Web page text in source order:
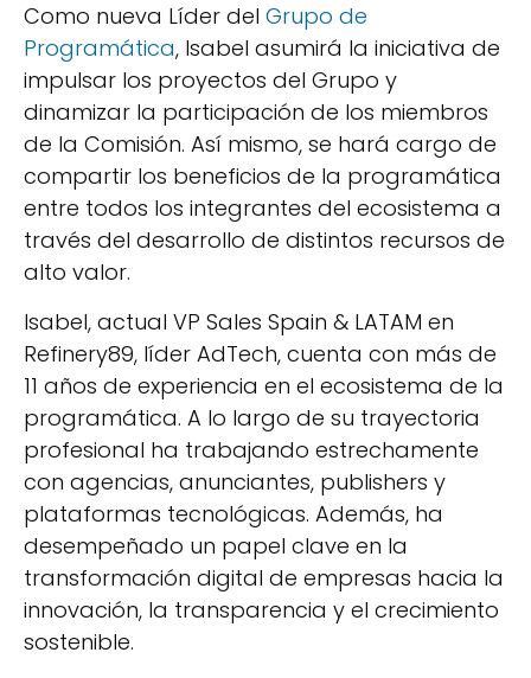
Como nueva Líder del Grupo de
Programática, Isabel asumirá la iniciativa de
impulsar los proyectos del Grupo y
dinamizar la participación de los miembros
de la Comisión. Así mismo, se hará cargo de
compartir los beneficios de la programática
entre todos los integrantes del ecosistema a
través del desarrollo de distintos recursos de
alto valor.
Isabel, actual VP Sales Spain & LATAM en
Refinery89, líder AdTech, cuenta con más de
11 años de experiencia en el ecosistema de la
programática. A lo largo de su trayectoria
profesional ha trabajando estrechamente
con agencias, anunciantes, publishers y
plataformas tecnológicas. Además, ha
desempeñado un papel clave en la
transformación digital de empresas hacia la
innovación, la transparencia y el crecimiento
sostenible.